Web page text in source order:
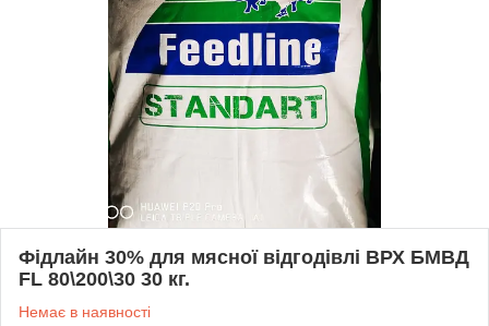
Фідлайн 30% для мясної відгодівлі ВРХ БМВД
FL 80\200\30 30 кг.
Немає в наявності